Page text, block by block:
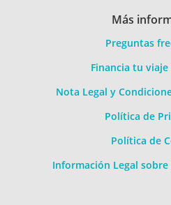
Más
Preguntas
Financia tu
Nota Legal y
Política de
Política de
Información Legal